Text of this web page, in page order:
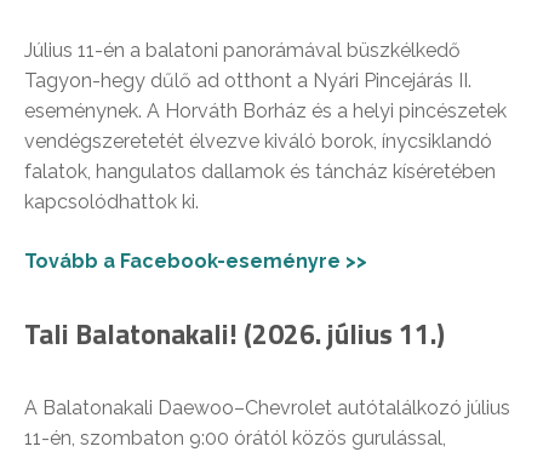
Július 11-én a balatoni panorámával büszkélkedő
Tagyon-hegy dűlő ad otthont a Nyári Pincejárás II.
eseménynek. A Horváth Borház és a helyi pincészetek
vendégszeretetét élvezve kiváló borok, ínycsiklandó
falatok, hangulatos dallamok és táncház kíséretében
kapcsolódhattok ki.
Tovább a Facebook-eseményre >>
Tali Balatonakali! (2026. július 11.)
A Balatonakali Daewoo–Chevrolet autótalálkozó július
11-én, szombaton 9:00 órától közös gurulással,